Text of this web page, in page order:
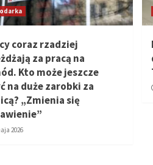
coraz rzadziej
za pracą na
Kto może jeszcze
na duże zarobki za
„Zmienia się
2026